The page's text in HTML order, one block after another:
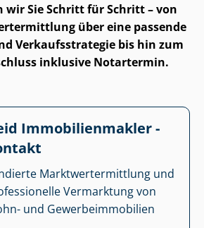
wir Sie Schritt für Schritt – von
über eine passende
Ver­kaufs­stra­te­gie bis hin zum
inklusive Notartermin.
Im­mo­bi­li­en­mak­ler -
Markt­wert­ermitt­lung und
Vermarktung von
und Ge­wer­be­im­mo­bi­li­en